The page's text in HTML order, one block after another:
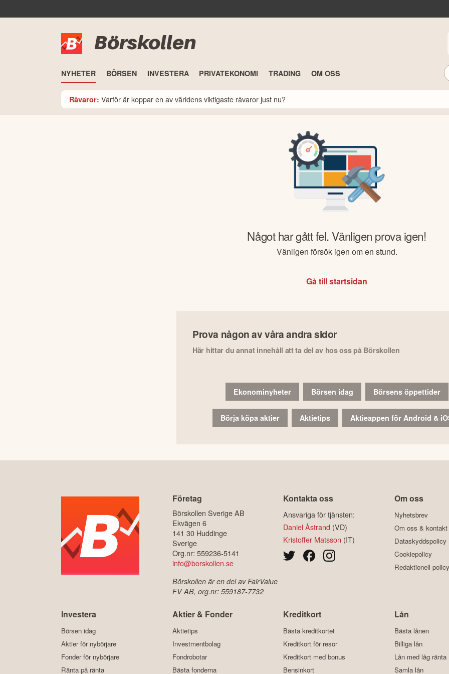
Börskollen
NYHETER BÖRSEN INVESTERA PRIVATEKONOMI TRADING OM OSS
Råvaror: Varför är koppar en av världens viktigaste råvaror just nu?
Något har gått fel. Vänligen prova igen!
Vänligen försök igen om en stund.
Gå till startsidan
Prova någon av våra andra sidor
Här hittar du annat innehåll att ta del av hos oss på Börskollen
Ekonominyheter Börsen idag Börsens öppettider
Börja köpa aktier Aktietips Aktieappen för Android &
Företag
Börskollen Sverige AB
Ekvägen 6
141 30 Huddinge
Sverige
Org.nr: 559236-5141
info@borskollen.se
Börskollen är en del av FairValue
FV AB, org.nr: 559187-7732
Kontakta oss
Ansvariga för tjänsten:
Daniel Åstrand (VD)
Kristoffer Matsson (IT)
Om oss
Nyhetsbrev
Om oss & kontakt
Dataskyddspolicy
Cookiepolicy
Redaktionell policy
Investera
Börsen idag
Aktier för nybörjare
Fonder för nybörjare
Ränta på ränta
Aktier & Fonder
Aktietips
Investmentbolag
Fondrobotar
Bästa fonderna
Kreditkort
Bästa kreditkortet
Kreditkort för resor
Kreditkort med bonus
Bensinkort
Lån
Bästa lånen
Billiga lån
Lån med låg ränta
Samla lån